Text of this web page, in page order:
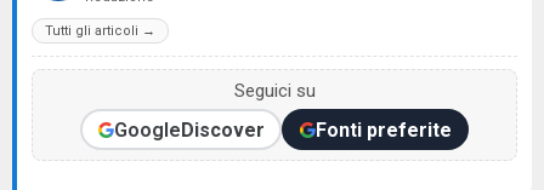
Tutti gli articoli →
Seguici su
GoogleDiscover Fonti preferite